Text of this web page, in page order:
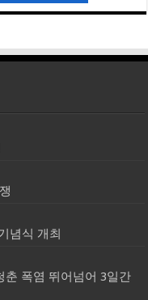
념식 개최
춘 폭염 뛰어넘어 3일간